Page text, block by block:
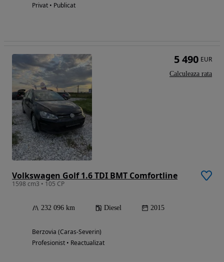
Privat • Publicat
Volkswagen Golf 1.6 TDI BMT Comfortline
1598 cm3 • 105 CP
232 096 km Diesel 2015
Berzovia (Caras-Severin)
Profesionist • Reactualizat
5 490 EUR
Calculeaza rata